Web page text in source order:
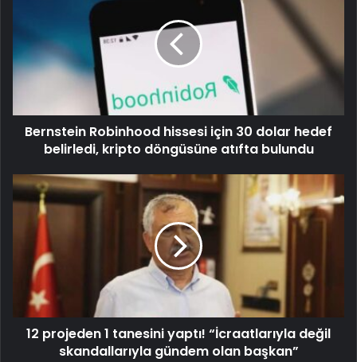
Bernstein Robinhood hissesi için 30 dolar hedef
belirledi, kripto döngüsüne atıfta bulundu
12 projeden 1 tanesini yaptı! “İcraatlarıyla değil
skandallarıyla gündem olan başkan”